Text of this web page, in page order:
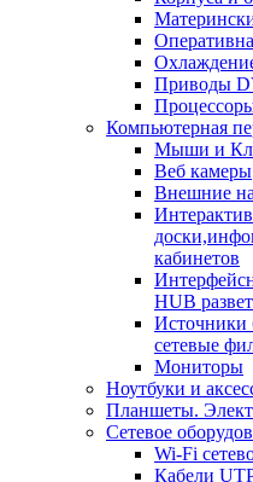
Приводы
Компьютерная
Мыши и
Веб камеры
Внешние
кабинетов
HUB
Источники
сетевые
Мониторы
Ноутбуки и
Планшеты.
Сетевое
Wi-Fi
Кабели